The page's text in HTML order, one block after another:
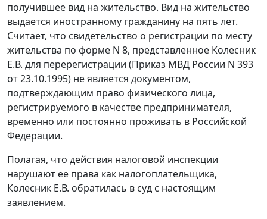
получившее вид на жительство. Вид на жительство
выдается иностранному гражданину на пять лет.
Считает, что свидетельство о регистрации по месту
жительства по форме N 8, представленное Колесник
Е.В. для перерегистрации (Приказ МВД России N 393
от 23.10.1995) не является документом,
подтверждающим право физического лица,
регистрируемого в качестве предпринимателя,
временно или постоянно проживать в Российской
Федерации.
Полагая, что действия налоговой инспекции
нарушают ее права как налогоплательщика,
Колесник Е.В. обратилась в суд с настоящим
заявлением.